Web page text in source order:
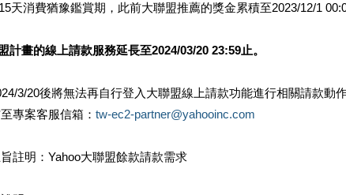
天消費猶豫鑑賞期，此前大聯盟推薦的獎金累積至2023/12/1
計畫的線上請款服務延長至2024/03/20 23:59止。
3/20後將無法再自行登入大聯盟線上請款功能進行相關請款動
專案客服信箱： tw-ec2-partner@yahooinc.com
註明：Yahoo大聯盟餘款請款需求